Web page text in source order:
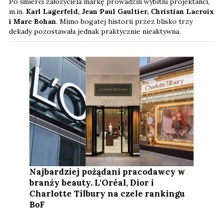
m.in. Karl Lagerfeld, Jean Paul Gaultier, Christian Lacroix
i Marc Bohan. Mimo bogatej historii przez blisko trzy
dekady pozostawała jednak praktycznie nieaktywna.
Najbardziej pożądani pracodawcy w
branży beauty. L‘Oréal, Dior i
Charlotte Tilbury na czele rankingu
BoF